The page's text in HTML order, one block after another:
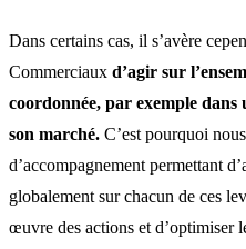
Dans certains cas, il s’avère
Commerciaux d’agir sur
coordonnée, par exemple
son marché. C’est pourquoi
d’accompagnement permettant
globalement sur chacun de ces
œuvre des actions et d’optimiser